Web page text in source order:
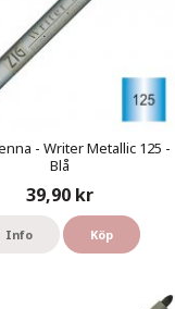
- Writer Metallic 125 -
Blå
39,90 kr
Info Köp